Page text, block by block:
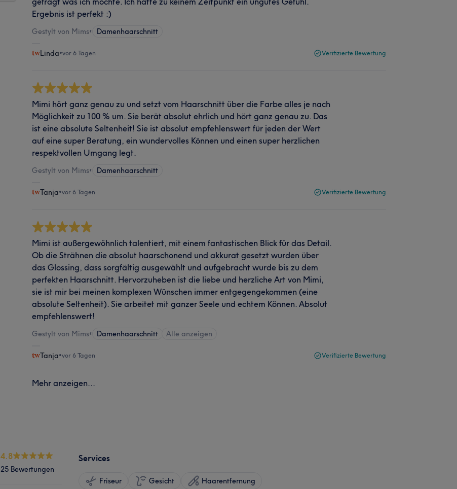
Ergebnis ist perfekt :)
Gestylt von Mims• Damenhaarschnitt
Linda•vor 6 Tagen Verifizierte Bewertung
Mimi hört ganz genau zu und setzt vom Haarschnitt über die Farbe alles je nach
Möglichkeit zu 100 % um. Sie berät absolut ehrlich und hört ganz genau zu. Das
ist eine absolute Seltenheit! Sie ist absolut empfehlenswert für jeden der Wert
auf eine super Beratung, ein wundervolles Können und einen super herzlichen
respektvollen Umgang legt.
Gestylt von Mims• Damenhaarschnitt
Tanja•vor 6 Tagen Verifizierte Bewertung
Mimi ist außergewöhnlich talentiert, mit einem fantastischen Blick für das Detail.
Ob die Strähnen die absolut haarschonend und akkurat gesetzt wurden über
das Glossing, dass sorgfältig ausgewählt und aufgebracht wurde bis zu dem
perfekten Haarschnitt. Hervorzuheben ist die liebe und herzliche Art von Mimi,
sie ist mir bei meinen komplexen Wünschen immer entgegengekommen (eine
absolute Seltenheit). Sie arbeitet mit ganzer Seele und echtem Können. Absolut
empfehlenswert!
Gestylt von Mims• Damenhaarschnitt Alle anzeigen
Tanja•vor 6 Tagen Verifizierte Bewertung
Mehr anzeigen...
4.8
25 Bewertungen
Services
Friseur Gesicht Haarentfernung